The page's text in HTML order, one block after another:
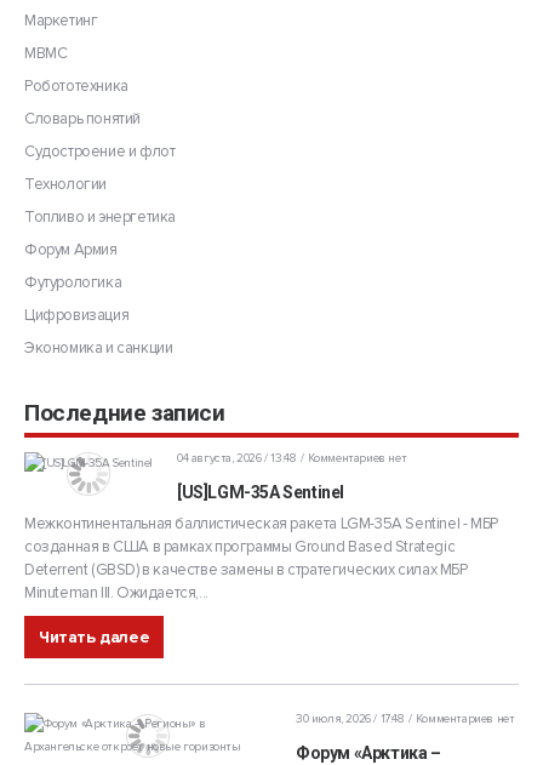
Маркетинг
МВМС
Робототехника
Словарь понятий
Судостроение и флот
Технологии
Топливо и энергетика
Форум Армия
Футурологика
Цифровизация
Экономика и санкции
Последние записи
04 августа, 2026 / 13:48 Комментариев нет
[US]LGM-35A Sentinel
Межконтинентальная баллистическая ракета LGM-35A Sentinel - МБР
созданная в США в рамках программы Ground Based Strategic
Deterrent (GBSD) в качестве замены в стратегических силах МБР
Minuteman III. Ожидается,...
Читать далее
30 июля, 2026 / 17:48 Комментариев нет
Форум «Арктика –